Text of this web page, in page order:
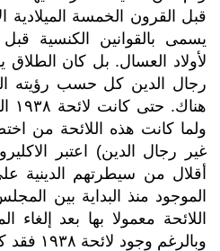
قبل القرون الخمسة الميلادية
يسمى بالقوانين الكنسية قبل
لأولاد العسال. بل كان
رجال الدين كل حسب رؤيته
ولما كانت هذه اللائحة من
غير رجال الدين) اعتبر
أقلال من سيطرتهم الدينية
الموجود منذ البداية بين
وبالرغم